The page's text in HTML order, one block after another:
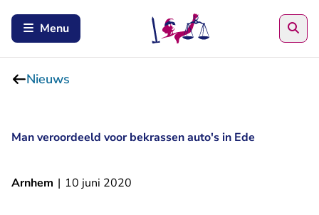
Menu
Nieuws
Man veroordeeld voor bekrassen auto's in Ede
Arnhem | 10 juni 2020